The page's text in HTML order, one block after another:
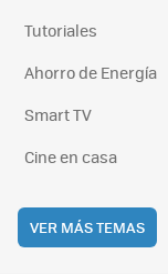
Tutoriales
Ahorro de Energía
Smart TV
Cine en casa
VER MÁS TEMAS